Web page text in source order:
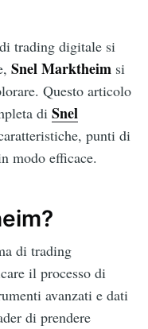
trading digitale si
Snel Marktheim si
Questo articolo
di Snel
punti di
modo efficace.
di trading
il processo di
avanzati e dati
di prendere